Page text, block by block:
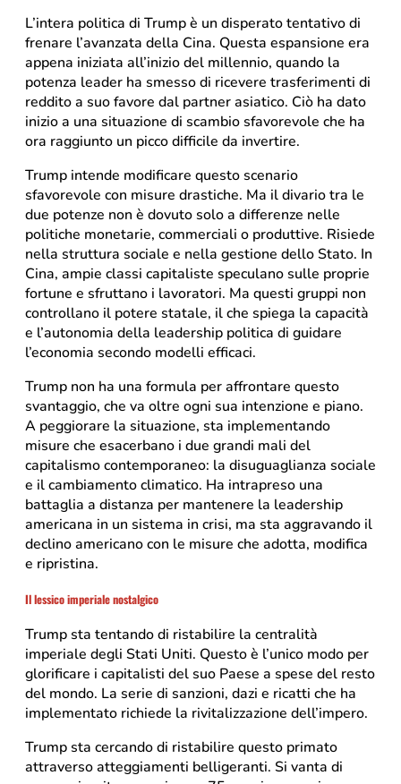
L’intera politica di Trump è un disperato tentativo di
frenare l’avanzata della Cina. Questa espansione era
appena iniziata all’inizio del millennio, quando la
potenza leader ha smesso di ricevere trasferimenti di
reddito a suo favore dal partner asiatico. Ciò ha dato
inizio a una situazione di scambio sfavorevole che ha
ora raggiunto un picco difficile da invertire.
Trump intende modificare questo scenario
sfavorevole con misure drastiche. Ma il divario tra le
due potenze non è dovuto solo a differenze nelle
politiche monetarie, commerciali o produttive. Risiede
nella struttura sociale e nella gestione dello Stato. In
Cina, ampie classi capitaliste speculano sulle proprie
fortune e sfruttano i lavoratori. Ma questi gruppi non
controllano il potere statale, il che spiega la capacità
e l’autonomia della leadership politica di guidare
l’economia secondo modelli efficaci.
Trump non ha una formula per affrontare questo
svantaggio, che va oltre ogni sua intenzione e piano.
A peggiorare la situazione, sta implementando
misure che esacerbano i due grandi mali del
capitalismo contemporaneo: la disuguaglianza sociale
e il cambiamento climatico. Ha intrapreso una
battaglia a distanza per mantenere la leadership
americana in un sistema in crisi, ma sta aggravando il
declino americano con le misure che adotta, modifica
e ripristina.
Il lessico imperiale nostalgico
Trump sta tentando di ristabilire la centralità
imperiale degli Stati Uniti. Questo è l’unico modo per
glorificare i capitalisti del suo Paese a spese del resto
del mondo. La serie di sanzioni, dazi e ricatti che ha
implementato richiede la rivitalizzazione dell’impero.
Trump sta cercando di ristabilire questo primato
attraverso atteggiamenti belligeranti. Si vanta di